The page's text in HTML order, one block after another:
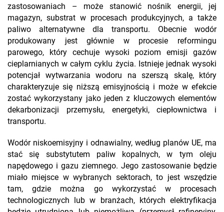
zastosowaniach – może stanowić nośnik energii, jej
magazyn, substrat w procesach produkcyjnych, a także
paliwo alternatywne dla transportu. Obecnie wodór
produkowany jest głównie w procesie reformingu
parowego, który cechuje wysoki poziom emisji gazów
cieplarnianych w całym cyklu życia. Istnieje jednak wysoki
potencjał wytwarzania wodoru na szerszą skalę, który
charakteryzuje się niższą emisyjnością i może w efekcie
zostać wykorzystany jako jeden z kluczowych elementów
dekarbonizacji przemysłu, energetyki, ciepłownictwa i
transportu.
Wodór niskoemisyjny i odnawialny, według planów UE, ma
stać się substytutem paliw kopalnych, w tym oleju
napędowego i gazu ziemnego. Jego zastosowanie będzie
miało miejsce w wybranych sektorach, to jest wszędzie
tam, gdzie można go wykorzystać w procesach
technologicznych lub w branżach, których elektryfikacja